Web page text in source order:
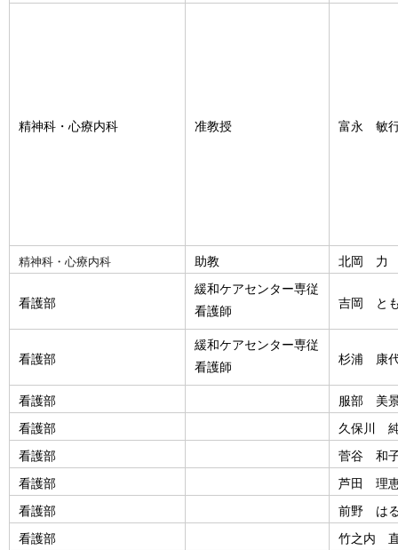
精神科・心療内科 准教授 富永 敏
精神科・心療内科 助教 北岡 力
看護部
緩和ケアセンター専従
看護師
吉岡 と
看護部
緩和ケアセンター専従
看護師
杉浦 康
看護部
服部 美
看護部
久保川
看護部
菅谷 和
看護部
芦田 理
看護部
前野 は
看護部
竹之内